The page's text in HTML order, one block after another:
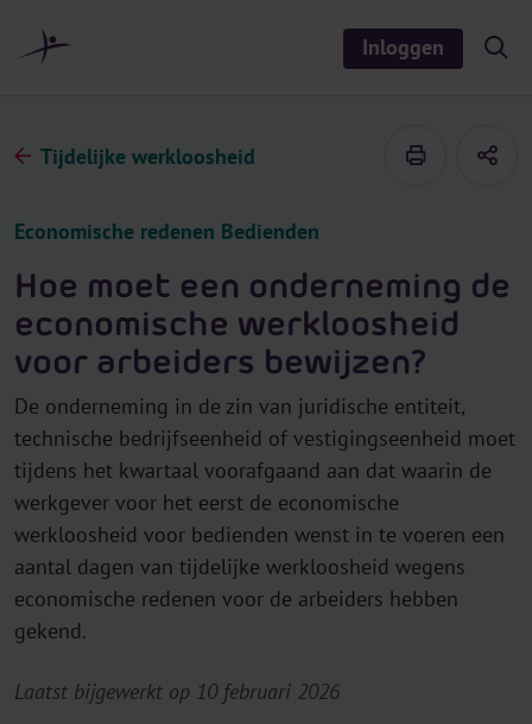
Inloggen
S
i
c
Tijdelijke werkloosheid
Economische redenen Bedienden
Hoe moet een onderneming de
economische werkloosheid
voor arbeiders bewijzen?
De onderneming in de zin van juridische entiteit,
technische bedrijfseenheid of vestigingseenheid moet
tijdens het kwartaal voorafgaand aan dat waarin de
werkgever voor het eerst de economische
werkloosheid voor bedienden wenst in te voeren een
aantal dagen van tijdelijke werkloosheid wegens
economische redenen voor de arbeiders hebben
gekend.
Laatst bijgewerkt op 10 februari 2026